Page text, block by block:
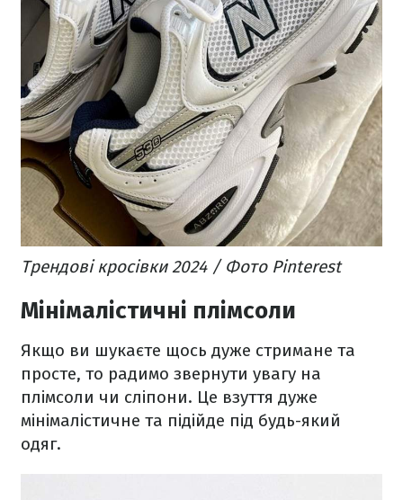
Трендові кросівки 2024 / Фото Pinterest
Мінімалістичні плімсоли
Якщо ви шукаєте щось дуже стримане та
просте, то радимо звернути увагу на
плімсоли чи сліпони. Це взуття дуже
мінімалістичне та підійде під будь-який
одяг.